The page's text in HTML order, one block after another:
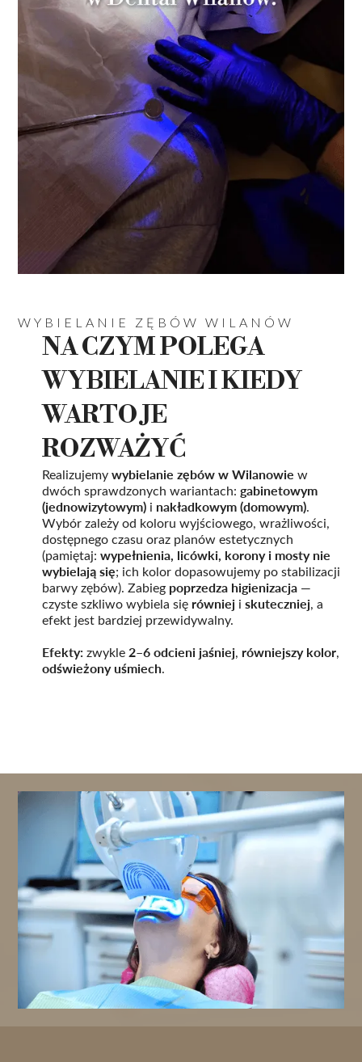
WYBIELANIE ZĘBÓW WILANÓW
NA CZYM POLEGA
WYBIELANIE I KIEDY
WARTO JE
ROZWAŻYĆ
Realizujemywybielanie zębów w Wilanowie w
dwóch sprawdzonych wariantach:gabinetowym
(jednowizytowym) i nakładkowym (domowym).
Wybór zależy od koloru wyjściowego, wrażliwości,
dostępnego czasu oraz planów estetycznych
(pamiętaj:wypełnienia, licówki, korony i mosty nie
wybielają się; ich kolor dopasowujemy po stabilizacji
barwy zębów). Zabieg poprzedza higienizacja —
czyste szkliwo wybiela się równiej iskuteczniej, a
efekt jest bardziej przewidywalny.
Efekty:zwykle 2–6 odcieni jaśniej, równiejszy kolor,
odświeżony uśmiech.